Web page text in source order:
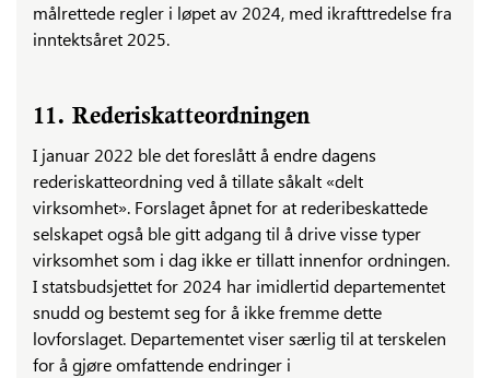
målrettede regler i løpet av 2024, med ikrafttredelse fra
inntektsåret 2025.
11. Rederiskatteordningen
I januar 2022 ble det foreslått å endre dagens
rederiskatteordning ved å tillate såkalt «delt
virksomhet». Forslaget åpnet for at rederibeskattede
selskapet også ble gitt adgang til å drive visse typer
virksomhet som i dag ikke er tillatt innenfor ordningen.
I statsbudsjettet for 2024 har imidlertid departementet
snudd og bestemt seg for å ikke fremme dette
lovforslaget. Departementet viser særlig til at terskelen
for å gjøre omfattende endringer i